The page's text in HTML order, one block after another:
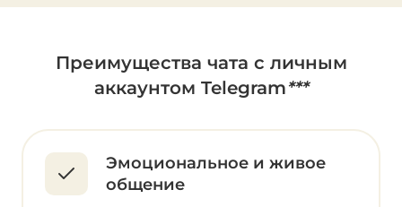
Преимущества чата с личным
аккаунтом Telegram***
Эмоциональное и живое
общение